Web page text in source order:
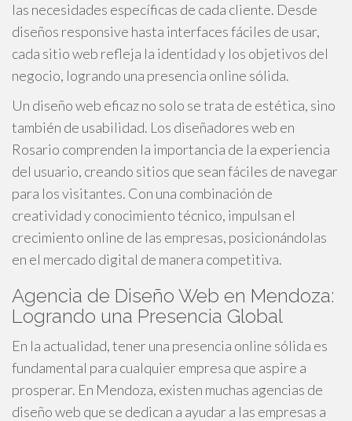
las necesidades específicas de cada cliente. Desde
diseños responsive hasta interfaces fáciles de usar,
cada sitio web refleja la identidad y los objetivos del
negocio, logrando una presencia online sólida.
Un diseño web eficaz no solo se trata de estética, sino
también de usabilidad. Los diseñadores web en
Rosario comprenden la importancia de la experiencia
del usuario, creando sitios que sean fáciles de navegar
para los visitantes. Con una combinación de
creatividad y conocimiento técnico, impulsan el
crecimiento online de las empresas, posicionándolas
en el mercado digital de manera competitiva.
Agencia de Diseño Web en Mendoza:
Logrando una Presencia Global
En la actualidad, tener una presencia online sólida es
fundamental para cualquier empresa que aspire a
prosperar. En Mendoza, existen muchas agencias de
diseño web que se dedican a ayudar a las empresas a